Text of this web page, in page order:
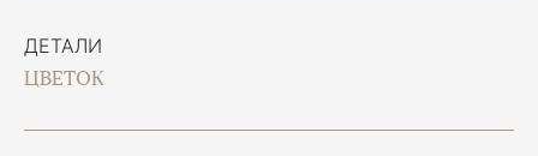
ДЕТАЛИ
ЦВЕТОК